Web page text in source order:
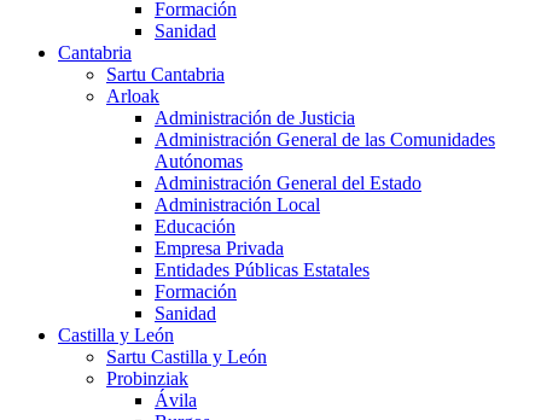
Formación
Sanidad
Cantabria
Sartu Cantabria
Arloak
Administración de Justicia
Administración General de las Comunidades
Autónomas
Administración General del Estado
Administración Local
Educación
Empresa Privada
Entidades Públicas Estatales
Formación
Sanidad
Castilla y León
Sartu Castilla y León
Probinziak
Ávila